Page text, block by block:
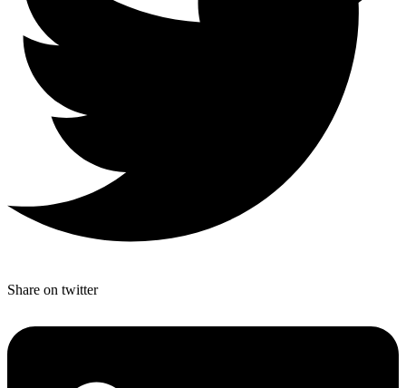
Share on twitter